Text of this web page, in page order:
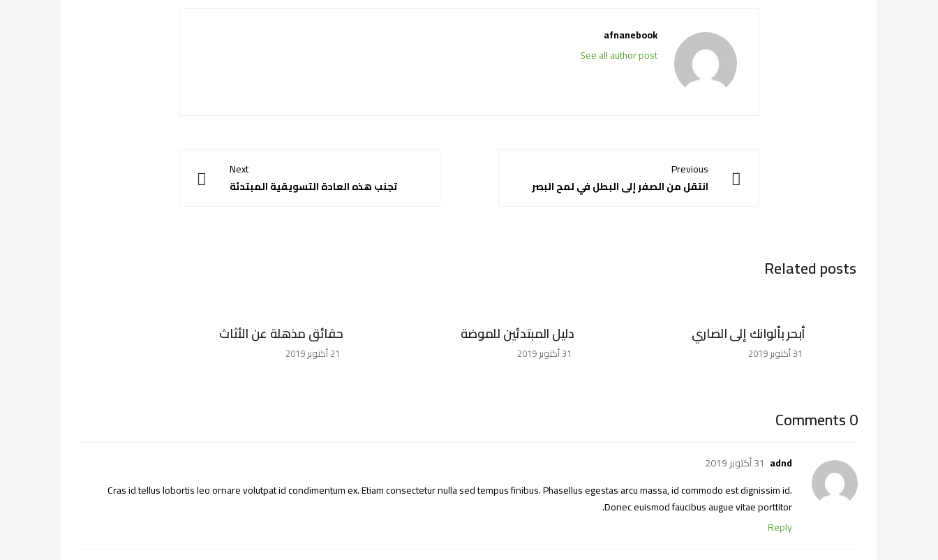
afnanebook
See all author post
Previous
انتقل من الصفر إلى البطل في لمح البصر
Next
تجنب هذه العادة التسويقية المبتدئة
Related posts
أبحر بألوانك إلى الصاري
31 أكتوبر 2019
دليل المبتدئين للموضة
31 أكتوبر 2019
حقائق مذهلة عن الأثاث
21 أكتوبر 2019
0 Comments
adnd 31 أكتوبر 2019
Reply
Cras id tellus lobortis leo ornare volutpat id condimentum ex. Etiam consectetur nulla sed tempus finibus. Phasellus egestas arcu massa, id commodo est dignissim id.
Donec euismod faucibus augue vitae porttitor.